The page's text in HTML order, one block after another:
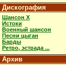
Дискография
Шансон X
Истоки
Военный шансон
Песни цыган
Барды
Ретро, эстрада ...
Архив